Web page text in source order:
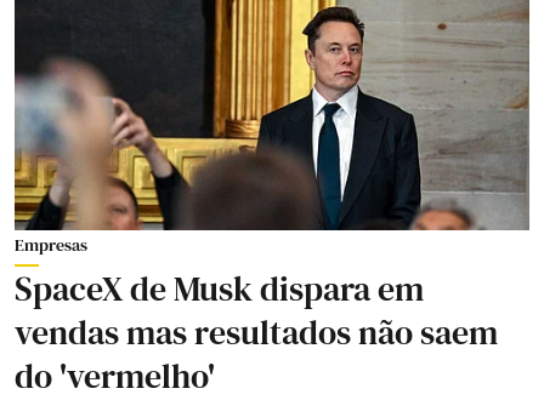
Empresas
SpaceX de Musk dispara em
vendas mas resultados não saem
do 'vermelho'